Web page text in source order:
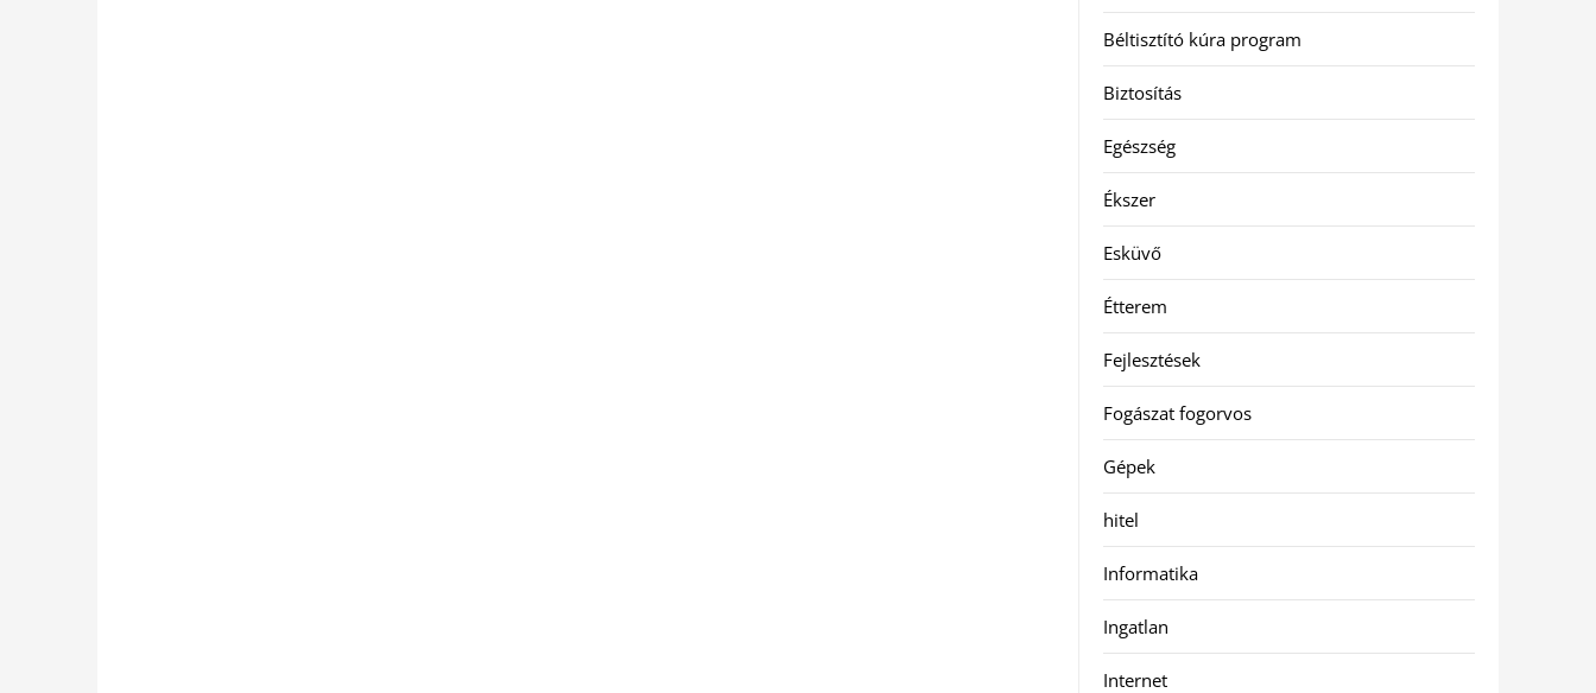
Béltisztító kúra program
Biztosítás
Egészség
Ékszer
Esküvő
Étterem
Fejlesztések
Fogászat fogorvos
Gépek
hitel
Informatika
Ingatlan
Internet